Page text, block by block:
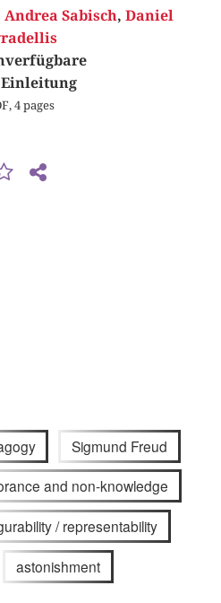
Andrea Sabisch, Daniel
4 pages
Sigmund Freud
and non-knowledge
/ representability
astonishment